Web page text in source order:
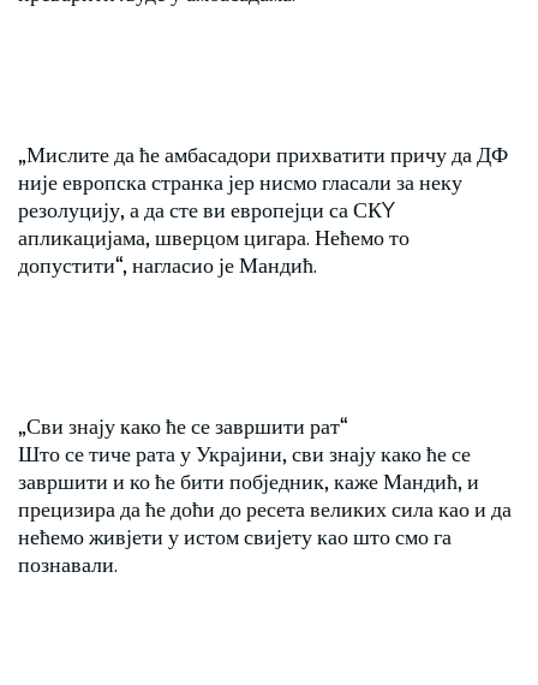
„Мислите да ће амбасадори прихватити причу да ДФ
није европска странка јер нисмо гласали за неку
резолуцију, а да сте ви европејци са СКY
апликацијама, шверцом цигара. Нећемо то
допустити“, нагласио је Мандић.
„Сви знају како ће се завршити рат“
Што се тиче рата у Украјини, сви знају како ће се
завршити и ко ће бити побједник, каже Мандић, и
прецизира да ће доћи до ресета великих сила као и да
нећемо живјети у истом свијету као што смо га
познавали.